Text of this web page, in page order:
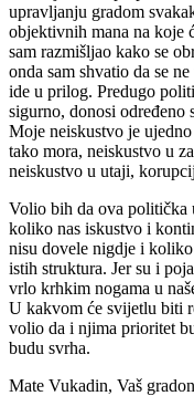
upravljanju gradom
objektivnih mana na koje
sam razmišljao kako se
onda sam shvatio da se
ide u prilog. Predugo
sigurno, donosi određeno
Moje neiskustvo je
tako mora, neiskustvo u
neiskustvo u utaji,
Volio bih da ova politička
koliko nas iskustvo i
nisu dovele nigdje i
istih struktura. Jer su i
vrlo krhkim nogama u
U kakvom će svijetlu biti
volio da i njima prioritet
budu svrha.
Mate Vukadin, Vaš